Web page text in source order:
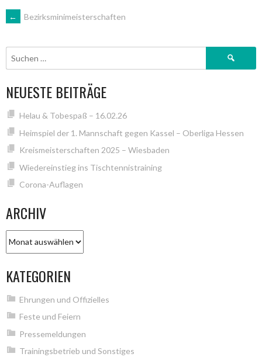
ARTIKEL-
NAVIGATION
← Bezirksminimeisterschaften
Suchen
NEUESTE BEITRÄGE
Helau & Tobespaß – 16.02.26
Heimspiel der 1. Mannschaft gegen Kassel – Oberliga Hessen
Kreismeisterschaften 2025 – Wiesbaden
Wiedereinstieg ins Tischtennistraining
Corona-Auflagen
ARCHIV
KATEGORIEN
Ehrungen und Offizielles
Feste und Feiern
Pressemeldungen
Trainingsbetrieb und Sonstiges